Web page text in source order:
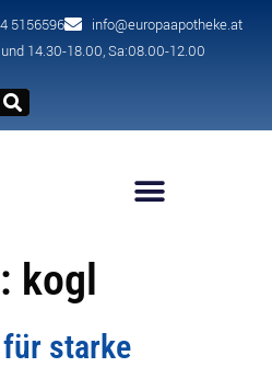
5156596
info@europaapotheke.at
14.30-18.00, Sa:08.00-12.00
kogl
starke